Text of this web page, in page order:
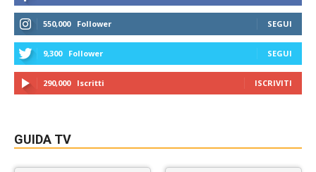
550,000 Follower SEGUI
9,300 Follower SEGUI
290,000 Iscritti ISCRIVITI
GUIDA TV